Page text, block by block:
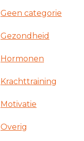
Geen categorie
Gezondheid
Hormonen
Krachttraining
Motivatie
Overig